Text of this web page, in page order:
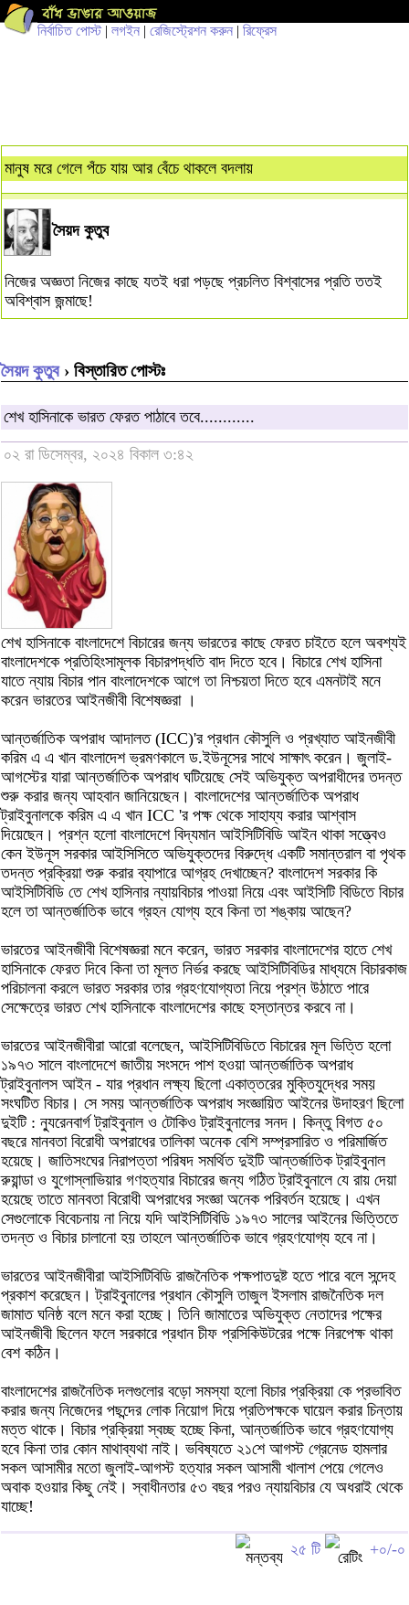
নির্বাচিত পোস্ট| লগইন | রেজিস্ট্রেশন করুন | রিফ্রেস
মানুষ মরে গেলে পঁচে যায় আর বেঁচে থাকলে বদলায়
সৈয়দ কুতুব
নিজের অজ্ঞতা নিজের কাছে যতই ধরা পড়ছে প্রচলিত বিশ্বাসের প্রতি ততই
অবিশ্বাস জন্মাছে!
সৈয়দ কুতুব› বিস্তারিত পোস্টঃ
শেখ হাসিনাকে ভারত ফেরত পাঠাবে তবে............
০২ রা ডিসেম্বর, ২০২৪ বিকাল ৩:৪২
শেখ হাসিনাকে বাংলাদেশে বিচারের জন্য ভারতের কাছে ফেরত চাইতে হলে অবশ্যই
বাংলাদেশকে প্রতিহিংসামূলক বিচারপদ্ধতি বাদ দিতে হবে। বিচারে শেখ হাসিনা
যাতে ন্যায় বিচার পান বাংলাদেশকে আগে তা নিশ্চয়তা দিতে হবে এমনটাই মনে
করেন ভারতের আইনজীবী বিশেষজ্ঞরা ।
আন্তর্জাতিক অপরাধ আদালত (ICC)'র প্রধান কৌসুলি ও প্রখ্যাত আইনজীবী
করিম এ এ খান বাংলাদেশ ভ্রমণকালে ড.ইউনূসের সাথে সাক্ষাৎ করেন। জুলাই-
আগস্টের যারা আন্তর্জাতিক অপরাধ ঘটিয়েছে সেই অভিযুক্ত অপরাধীদের তদন্ত
শুরু করার জন্য আহবান জানিয়েছেন। বাংলাদেশের আন্তর্জাতিক অপরাধ
ট্রাইবুনালকে করিম এ এ খান ICC 'র পক্ষ থেকে সাহায্য করার আশ্বাস
দিয়েছেন। প্রশ্ন হলো বাংলাদেশে বিদ্যমান আইসিটিবিডি আইন থাকা সত্ত্বেও
কেন ইউনূস সরকার আইসিসিতে অভিযুক্তদের বিরুদ্ধে একটি সমান্তরাল বা পৃথক
তদন্ত প্রক্রিয়া শুরু করার ব্যাপারে আগ্রহ দেখাচ্ছেন? বাংলাদেশ সরকার কি
আইসিটিবিডি তে শেখ হাসিনার ন্যায়বিচার পাওয়া নিয়ে এবং আইসিটি বিডিতে বিচার
হলে তা আন্তর্জাতিক ভাবে গ্রহন যোগ্য হবে কিনা তা শঙ্কায় আছেন?
ভারতের আইনজীবী বিশেষজ্ঞরা মনে করেন, ভারত সরকার বাংলাদেশের হাতে শেখ
হাসিনাকে ফেরত দিবে কিনা তা মূলত নির্ভর করছে আইসিটিবিডির মাধ্যমে বিচারকাজ
পরিচালনা করলে ভারত সরকার তার গ্রহণযোগ্যতা নিয়ে প্রশ্ন উঠাতে পারে
সেক্ষেত্রে ভারত শেখ হাসিনাকে বাংলাদেশের কাছে হস্তান্তর করবে না।
ভারতের আইনজীবীরা আরো বলেছেন, আইসিটিবিডিতে বিচারের মূল ভিত্তি হলো
১৯৭৩ সালে বাংলাদেশে জাতীয় সংসদে পাশ হওয়া আন্তর্জাতিক অপরাধ
ট্রাইবুনালস আইন - যার প্রধান লক্ষ্য ছিলো একাত্তরের মুক্তিযুদ্ধের সময়
সংঘটিত বিচার। সে সময় আন্তর্জাতিক অপরাধ সংজ্ঞায়িত আইনের উদাহরণ ছিলো
দুইটি : ন্যুরেনবার্গ ট্রাইবুনাল ও টোকিও ট্রাইবুনালের সনদ। কিন্তু বিগত ৫০
বছরে মানবতা বিরোধী অপরাধের তালিকা অনেক বেশি সম্প্রসারিত ও পরিমার্জিত
হয়েছে। জাতিসংঘের নিরাপত্তা পরিষদ সমর্থিত দুইটি আন্তর্জাতিক ট্রাইবুনাল
রুয়ান্ডা ও যুগোস্লাভিয়ার গণহত্যার বিচারের জন্য গঠিত ট্রাইবুনালে যে রায় দেয়া
হয়েছে তাতে মানবতা বিরোধী অপরাধের সংজ্ঞা অনেক পরিবর্তন হয়েছে। এখন
সেগুলোকে বিবেচনায় না নিয়ে যদি আইসিটিবিডি ১৯৭৩ সালের আইনের ভিত্তিতে
তদন্ত ও বিচার চালানো হয় তাহলে আন্তর্জাতিক ভাবে গ্রহণযোগ্য হবে না।
ভারতের আইনজীবীরা আইসিটিবিডি রাজনৈতিক পক্ষপাতদুষ্ট হতে পারে বলে সন্দেহ
প্রকাশ করেছেন। ট্রাইবুনালের প্রধান কৌসুলি তাজুল ইসলাম রাজনৈতিক দল
জামাত ঘনিষ্ঠ বলে মনে করা হচ্ছে। তিনি জামাতের অভিযুক্ত নেতাদের পক্ষের
আইনজীবী ছিলেন ফলে সরকারে প্রধান চীফ প্রসিকিউটরের পক্ষে নিরপেক্ষ থাকা
বেশ কঠিন।
বাংলাদেশের রাজনৈতিক দলগুলোর বড়ো সমস্যা হলো বিচার প্রক্রিয়া কে প্রভাবিত
করার জন্য নিজেদের পছন্দের লোক নিয়োগ দিয়ে প্রতিপক্ষকে ঘায়েল করার চিন্তায়
মত্ত থাকে। বিচার প্রক্রিয়া স্বচ্ছ হচ্ছে কিনা, আন্তর্জাতিক ভাবে গ্রহণযোগ্য
হবে কিনা তার কোন মাথাব্যথা নাই। ভবিষ্যতে ২১শে আগস্ট গ্রেনেড হামলার
সকল আসামীর মতো জুলাই-আগস্ট হত্যার সকল আসামী খালাশ পেয়ে গেলেও
অবাক হওয়ার কিছু নেই। স্বাধীনতার ৫৩ বছর পরও ন্যায়বিচার যে অধরাই থেকে
যাচ্ছে!
২৫ টি +০/-০